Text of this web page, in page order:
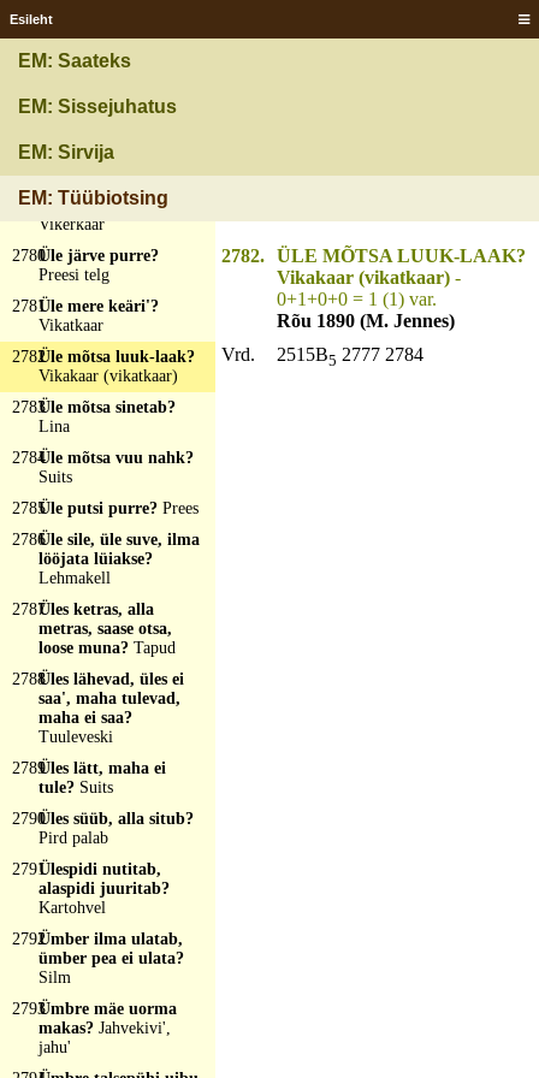
Esileht
EM: Saateks
EM: Sissejuhatus
EM: Sirvija
EM: Tüübiotsing
päevä näe-ei?
2776Üle ilma helkäs, läbi
laane läükäs?
2777Üle ilma look?
2778Üle ilma pihlakas?
Vikerkaar
2779Üle ilma piirakas?
Vikerkaar
2780Üle järve purre?
Preesi telg
2781Üle mere keäri'?
Vikatkaar
2782Üle mõtsa luuk-laak?
Vikakaar (vikatkaar)
2783Üle mõtsa sinetab?
Lina
2784Üle mõtsa vuu nahk?
Suits
2785Üle putsi purre? Prees
2786Üle sile, üle suve, ilma
lööjata lüiakse?
Lehmakell
2787Üles ketras, alla
metras, saase otsa,
loose muna? Tapud
2788Üles lähevad, üles ei
saa', maha tulevad,
maha ei saa?
Tuuleveski
2789Üles lätt, maha ei
tule? Suits
2790Üles süüb, alla situb?
Pird palab
2791Ülespidi nutitab,
alaspidi juuritab?
Kartohvel
2792Ümber ilma ulatab,
ümber pea ei ulata?
Silm
2793Ümbre mäe uorma
makas? Jahvekivi',
jahu'
2782. ÜLE MÕTSA LUUK-LAAK?
Vikakaar (vikatkaar) -
0+1+0+0 = 1 (1) var.
Rõu 1890 (M. Jennes)
Vrd.
2515B5 2777 2784